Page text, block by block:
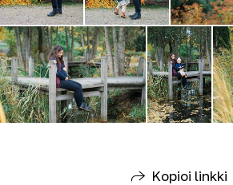
Kopioi linkki